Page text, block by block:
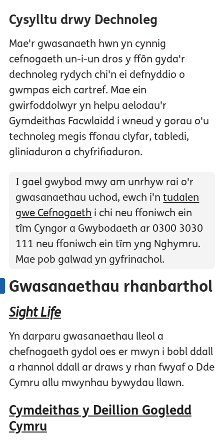
Cysylltu drwy Dechnoleg
Mae'r gwasanaeth hwn yn cynnig
cefnogaeth un-i-un dros y ffôn gyda'r
dechnoleg rydych chi'n ei defnyddio o
gwmpas eich cartref. Mae ein
gwirfoddolwyr yn helpu aelodau'r
Gymdeithas Facwlaidd i wneud y gorau o'u
technoleg megis ffonau clyfar, tabledi,
gliniaduron a chyfrifiaduron.
I gael gwybod mwy am unrhyw rai o'r
gwasanaethau uchod, ewch i'ntudalen
gwe Cefnogaeth i chi neu ffoniwch ein
tîm Cyngor a Gwybodaeth ar 0300 3030
111 neu ffoniwch ein tîm yng Nghymru.
Mae pob galwad yn gyfrinachol.
Gwasanaethau rhanbarthol
Sight Life
Yn darparu gwasanaethau lleol a
chefnogaeth gydol oes er mwyn i bobl ddall
a rhannol ddall ar draws y rhan fwyaf o Dde
Cymru allu mwynhau bywydau llawn.
Cymdeithas y Deillion Gogledd
Cymru